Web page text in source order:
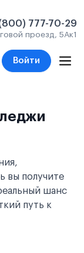
777-70-29
проезд, 5Ак1
Войти
вы получите
шанс
путь к